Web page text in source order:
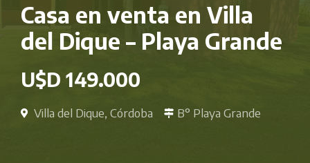
Casa en venta en Villa
del Dique – Playa Grande
U$D 149.000
Villa del Dique, Córdoba B° Playa Grande